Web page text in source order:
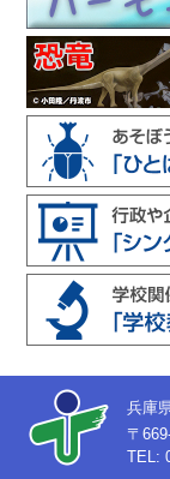
兵庫
〒
TEL: